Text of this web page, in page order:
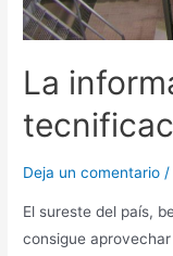
La
Deja un comentario /
El sureste del país,
consigue